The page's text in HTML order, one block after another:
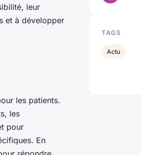
leur
et à développer
les patients.
les
pour
En
TAGS
Actu